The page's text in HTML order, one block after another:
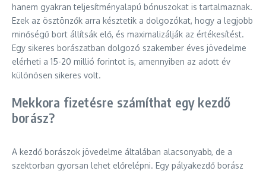
hanem gyakran teljesítményalapú bónuszokat is tartalmaznak.
Ezek az ösztönzők arra késztetik a dolgozókat, hogy a legjobb
minőségű bort állítsák elő, és maximalizálják az értékesítést.
Egy sikeres borászatban dolgozó szakember éves jövedelme
elérheti a 15-20 millió forintot is, amennyiben az adott év
különösen sikeres volt.
Mekkora fizetésre számíthat egy kezdő
borász?
A kezdő borászok jövedelme általában alacsonyabb, de a
szektorban gyorsan lehet előrelépni. Egy pályakezdő borász